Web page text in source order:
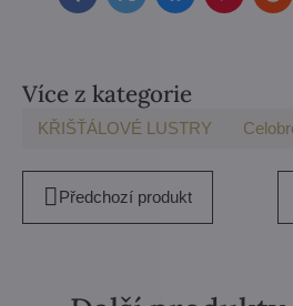
Více z kategorie
KŘIŠŤÁLOVÉ LUSTRY
Předchozí produkt